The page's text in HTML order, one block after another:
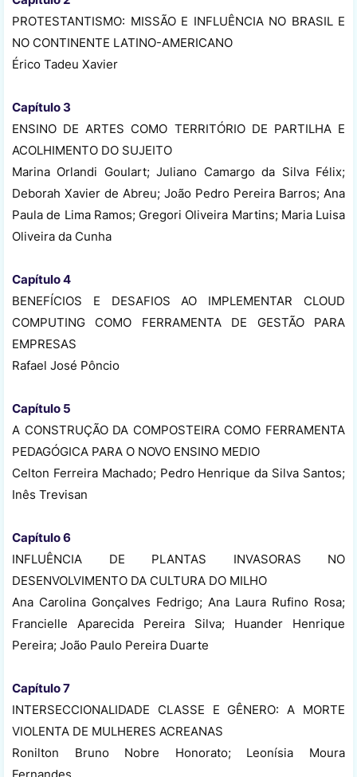
PROTESTANTISMO: MISSÃO E INFLUÊNCIA NO BRASIL E
NO CONTINENTE LATINO-AMERICANO
Érico Tadeu Xavier
Capítulo 3
ENSINO DE ARTES COMO TERRITÓRIO DE PARTILHA E
ACOLHIMENTO DO SUJEITO
Marina Orlandi Goulart; Juliano Camargo da Silva Félix;
Deborah Xavier de Abreu; João Pedro Pereira Barros; Ana
Paula de Lima Ramos; Gregori Oliveira Martins; Maria Luisa
Oliveira da Cunha
Capítulo 4
BENEFÍCIOS E DESAFIOS AO IMPLEMENTAR CLOUD
COMPUTING COMO FERRAMENTA DE GESTÃO PARA
EMPRESAS
Rafael José Pôncio
Capítulo 5
A CONSTRUÇÃO DA COMPOSTEIRA COMO FERRAMENTA
PEDAGÓGICA PARA O NOVO ENSINO MEDIO
Celton Ferreira Machado; Pedro Henrique da Silva Santos;
Inês Trevisan
Capítulo 6
INFLUÊNCIA DE PLANTAS INVASORAS NO
DESENVOLVIMENTO DA CULTURA DO MILHO
Ana Carolina Gonçalves Fedrigo; Ana Laura Rufino Rosa;
Francielle Aparecida Pereira Silva; Huander Henrique
Pereira; João Paulo Pereira Duarte
Capítulo 7
INTERSECCIONALIDADE CLASSE E GÊNERO: A MORTE
VIOLENTA DE MULHERES ACREANAS
Ronilton Bruno Nobre Honorato; Leonísia Moura